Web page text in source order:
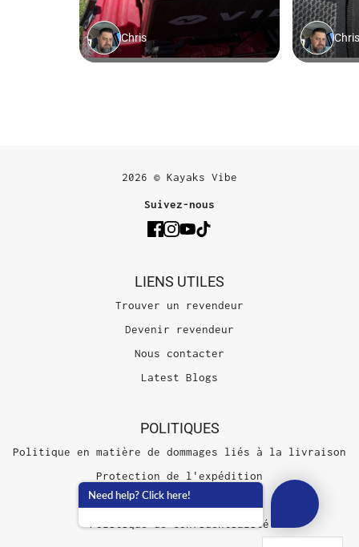
2026 © Kayaks Vibe
Suivez-nous
LIENS UTILES
Trouver un revendeur
Devenir revendeur
Nous contacter
Latest Blogs
POLITIQUES
Politique en matière de dommages liés à la livraison
Protection de l'expédition
Conditions d'utilisation
Politique de confidentialité
Need help? Click here!